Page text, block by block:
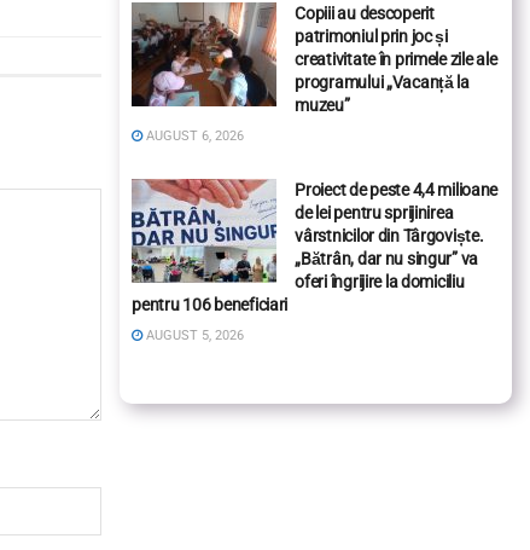
Copiii au descoperit
patrimoniul prin joc și
creativitate în primele zile ale
programului „Vacanță la
muzeu”
AUGUST 6, 2026
Proiect de peste 4,4 milioane
de lei pentru sprijinirea
vârstnicilor din Târgoviște.
„Bătrân, dar nu singur” va
oferi îngrijire la domiciliu
pentru 106 beneficiari
AUGUST 5, 2026